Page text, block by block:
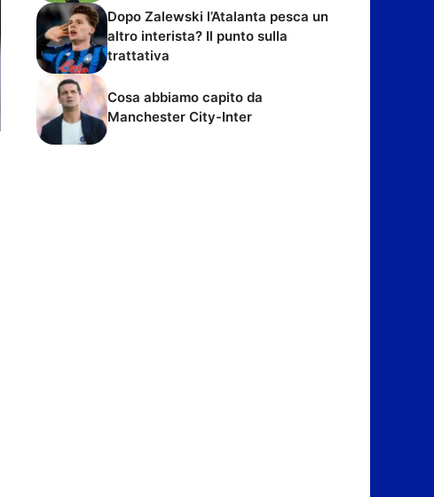
Dopo Zalewski l’Atalanta pesca un
altro interista? Il punto sulla
trattativa
Cosa abbiamo capito da
Manchester City-Inter